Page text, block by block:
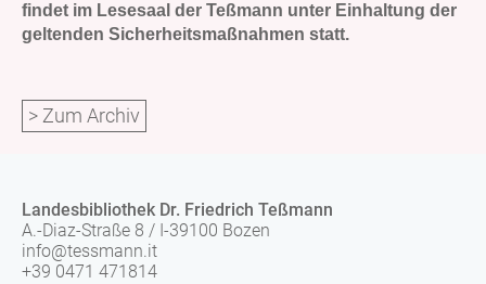
findet im Lesesaal der Teßmann unter Einhaltung der
geltenden Sicherheitsmaßnahmen statt.
> Zum Archiv
Landesbibliothek Dr. Friedrich Teßmann
A.-Diaz-Straße 8 / I-39100 Bozen
info@tessmann.it
+39 0471 471814